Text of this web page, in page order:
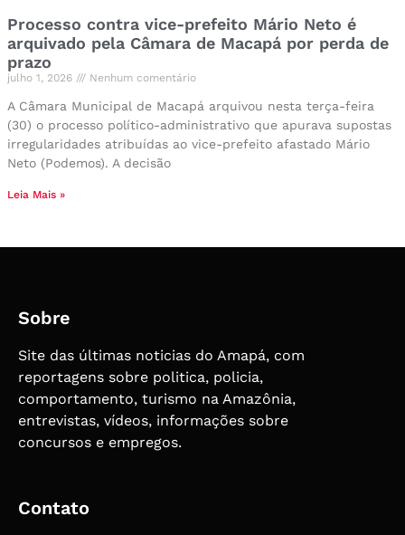
Processo contra vice-prefeito Mário Neto é
arquivado pela Câmara de Macapá por perda de
prazo
julho 1, 2026 Nenhum comentário
A Câmara Municipal de Macapá arquivou nesta terça-feira
(30) o processo político-administrativo que apurava supostas
irregularidades atribuídas ao vice-prefeito afastado Mário
Neto (Podemos). A decisão
Leia Mais »
Sobre
Site das últimas noticias do Amapá, com
reportagens sobre politica, policia,
comportamento, turismo na Amazônia,
entrevistas, vídeos, informações sobre
concursos e empregos.
Contato